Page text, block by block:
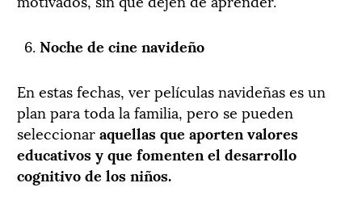
Noche de cine navideño
En estas fechas, ver películas navideñas es un
plan para toda la familia, pero se pueden
seleccionaraquellas que aporten valores
educativos y que fomenten el desarrollo
cognitivo de los niños.